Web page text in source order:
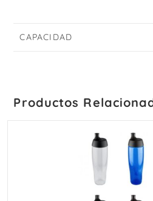
CAPACIDAD
Productos